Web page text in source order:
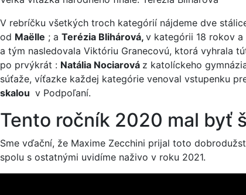
V rebríčku všetkých troch kategórií nájdeme dve
od Maëlle ; a Terézia Blihárová, v kategórii 18 rokov a
a tým nasledovala Viktóriu Granecovú, ktorá vyhrala
po prvýkrát : Natália Nociarová z katolíckeho
súťaže, víťazke každej kategórie venoval vstupenku
skalou v Podpoľaní.
Tento ročník 2020 mal byť
Sme vďační, že Maxime Zecchini prijal toto
spolu s ostatnými uvidíme naživo v roku 2021.